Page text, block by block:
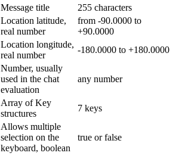
Message title
255 characters
Location latitude,
real number
from -90.0000 to
+90.0000
Location longitude,
real number
-180.0000 to +180.0000
Number, usually
used in the chat
evaluation
any number
Array of Key
structures
7 keys
Allows multiple
selection on the
keyboard, boolean
true or false